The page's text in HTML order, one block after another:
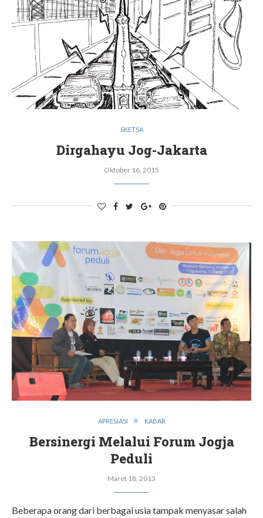
SKETSA
Dirgahayu Jog-Jakarta
Oktober 16, 2015
APRESIASI KABAR
Bersinergi Melalui Forum Jogja
Peduli
Maret 18, 2013
Beberapa orang dari berbagai usia tampak menyasar salah